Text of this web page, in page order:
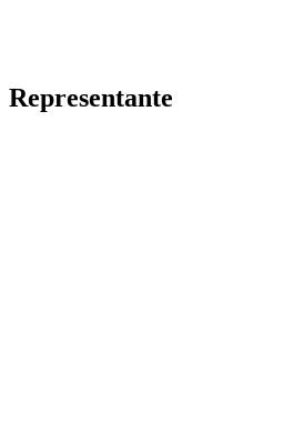
Representante